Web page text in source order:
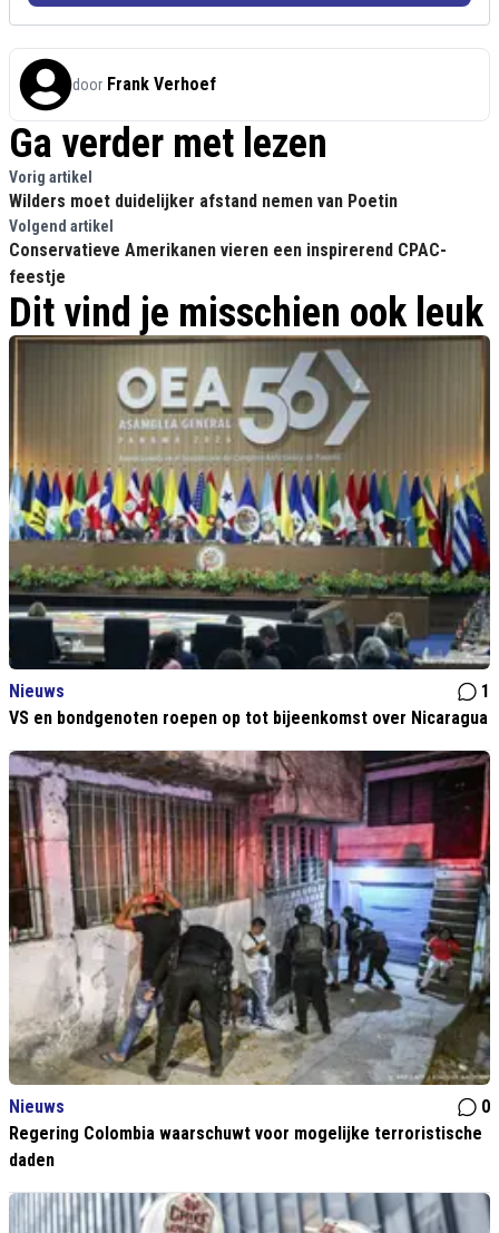
door Frank Verhoef
Ga verder met lezen
Vorig artikel
Wilders moet duidelijker afstand nemen van Poetin
Volgend artikel
Conservatieve Amerikanen vieren een inspirerend CPAC-
feestje
Dit vind je misschien ook leuk
Nieuws
1
VS en bondgenoten roepen op tot bijeenkomst over Nicaragua
Nieuws
0
Regering Colombia waarschuwt voor mogelijke terroristische
daden